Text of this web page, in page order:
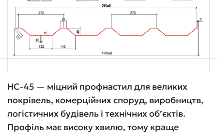
НС-45 — міцний профнастил для великих
покрівель, комерційних споруд, виробництв,
логістичних будівель і технічних об’єктів.
Профіль має високу хвилю, тому краще